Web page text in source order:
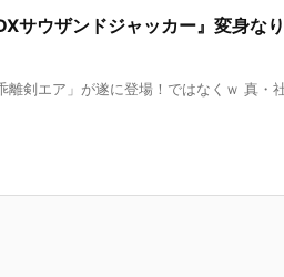
サウザンドジャッカー』変身な
離剣エア」が遂に登場！ではなくｗ 真・